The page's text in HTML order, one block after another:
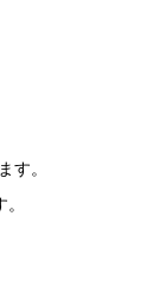
す。